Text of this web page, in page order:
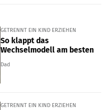
GETRENNT EIN KIND ERZIEHEN
So klappt das
Wechselmodell am besten
Dad
GETRENNT EIN KIND ERZIEHEN